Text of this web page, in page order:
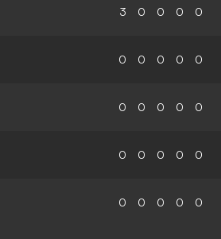
3 0 0 0 0
0 0 0 0 0
0 0 0 0 0
0 0 0 0 0
0 0 0 0 0